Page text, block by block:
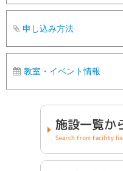
申し込み方法
教室・イベント情報